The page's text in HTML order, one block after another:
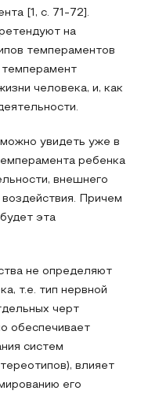
[1, c. 71-72].
на
темпераментов
человека, и, как
увидеть уже в
ребенка
внешнего
Причем
эта
не определяют
т.е. тип нервной
черт
обеспечивает
систем
влияет
его